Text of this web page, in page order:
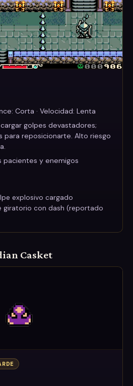
Corta · Velocidad: Lenta
golpes devastadores;
para reposicionarte. Alto riesgo
pacientes y enemigos
explosivo cargado
giratorio con dash (reportado
Casket